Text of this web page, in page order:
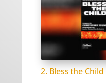
2. Bless the Child